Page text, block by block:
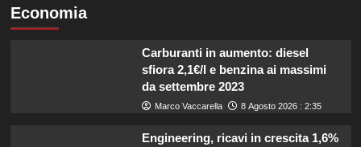
Economia
Carburanti in aumento: diesel
sfiora 2,1€/l e benzina ai massimi
da settembre 2023
Marco Vaccarella 8 Agosto 2026 : 2:35
Engineering, ricavi in crescita 1,6%